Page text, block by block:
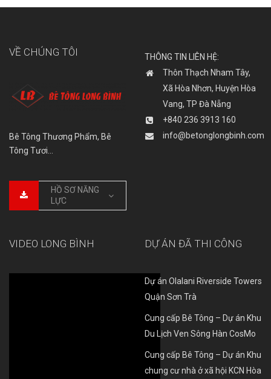
VỀ CHÚNG TÔI
Bê Tông Thương Phẩm, Bê
Tông Tươi…
HỒ SƠ NĂNG
LỰC
THÔNG TIN LIÊN HỆ:
Thôn Thạch Nham Tây,
Xã Hòa Nhơn, Huyện Hòa
Vang, TP Đà Nẵng
+840 236 3913 160
info@betonglongbinh.com
VIDEO LONG BÌNH DỰ ÁN ĐÃ THI CÔNG
Dự án Olalani Riverside Towers
Quận Sơn Trà
Cung cấp Bê Tông – Dự án Khu
Du Lịch Ven Sông Hàn CosMo
Cung cấp Bê Tông – Dự án Khu
chung cư nhà ở xã hội KCN Hòa